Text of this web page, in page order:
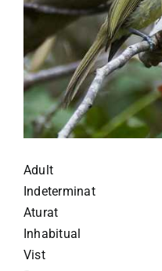
Adult
Indeterminat
Aturat
Inhabitual
Vist